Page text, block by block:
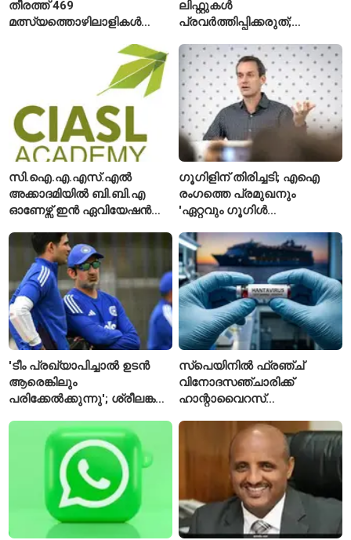
തീരത്ത് 469
മത്സ്യത്തൊഴിലാളികൾ
കാണാതായി, 47,773 പേരെ
ലിഫ്റ്റുകൾ
പ്രവർത്തിപ്പിക്കരുത്;
അനുമതിയില്ലാത്ത
ലിഫ്റ്റുകൾക്ക്
ഹൈക്കോടതിയുടെ വിലക്ക്
സി.ഐ.എ.എസ്.എൽ
അക്കാദമിയിൽ ബി.ബി.എ
ഓണേഴ്സ് ഇൻ ഏവിയേഷൻ
ഈമാസം 12 വരെ
ഗൂഗിളിന് തിരിച്ചടി; എഐ
രംഗത്തെ പ്രമുഖനും
'ഏറ്റവും ഗൂഗിൾ
വിശേഷിപ്പിക്കപ്പെട്ട
ഗവേഷകൻ രാജിവെച്ചു
'ടീം പ്രഖ്യാപിച്ചാൽ ഉടൻ
ആരെങ്കിലും
പരിക്കേൽക്കുന്നു'; ശ്രീലങ്കൻ
ടീമിനെ കുറിച്ച് മുൻതാരം
സ്പെയിനിൽ ഫ്രഞ്ച്
വിനോദസഞ്ചാരിക്ക്
ഹാന്റാവൈറസ്
ഐസൊലേഷനിൽ
പ്രവേശിപ്പിച്ചു